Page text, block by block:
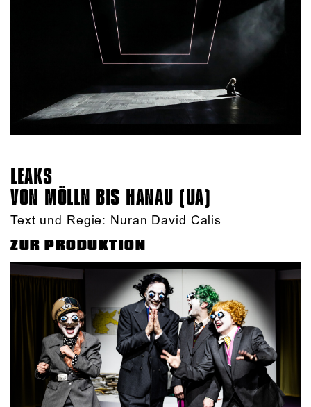
LEAKS
VON MÖLLN BIS HANAU (UA)
Text und Regie: Nuran David Calis
ZUR PRODUKTION